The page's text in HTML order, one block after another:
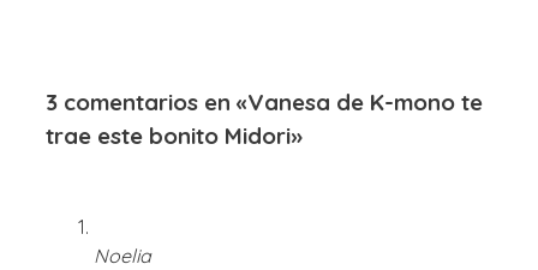
3 comentarios en «Vanesa de K-mono te
trae este bonito Midori»
Noelia